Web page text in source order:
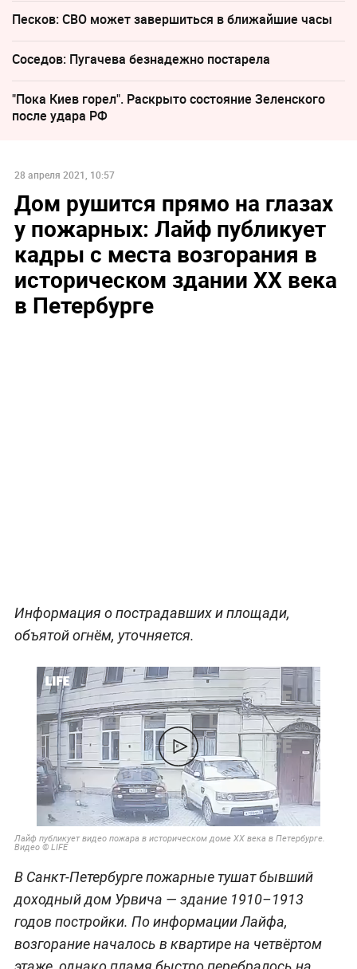
Песков: СВО может завершиться в ближайшие часы
Соседов: Пугачева безнадежно постарела
"Пока Киев горел". Раскрыто состояние Зеленского
после удара РФ
28 апреля 2021, 10:57
Дом рушится прямо на глазах
у пожарных: Лайф публикует
кадры с места возгорания в
историческом здании XX века
в Петербурге
Информация о пострадавших и площади,
объятой огнём, уточняется.
Лайф публикует видео пожара в историческом доме XX века в Петербурге.
Видео © LIFE
В Санкт-Петербурге пожарные тушат бывший
доходный дом Урвича — здание 1910–1913
годов постройки. По информации Лайфа,
возгорание началось в квартире на четвёртом